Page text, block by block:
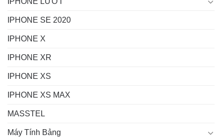
IPHONE SE 2020
IPHONE X
IPHONE XR
IPHONE XS
IPHONE XS MAX
MASSTEL
Máy Tính Bảng